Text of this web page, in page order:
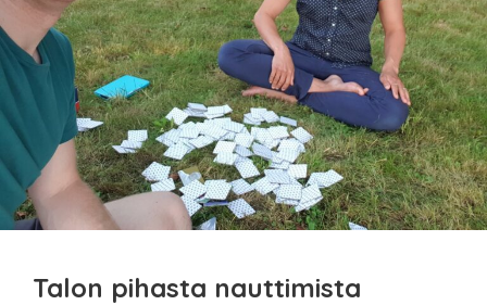
Talon pihasta nauttimista